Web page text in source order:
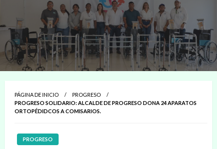
PÁGINA DE INICIO
PROGRESO
PROGRESO SOLIDARIO: ALCALDE DE PROGRESO DONA 24 APARATOS
ORTOPÉDIDCOS A COMISARIOS.
PROGRESO